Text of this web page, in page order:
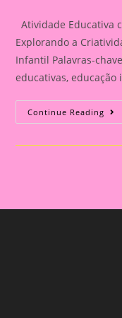
Atividade Educativa
Explorando a
Infantil Palavras-
educativas, educação
Continue Reading